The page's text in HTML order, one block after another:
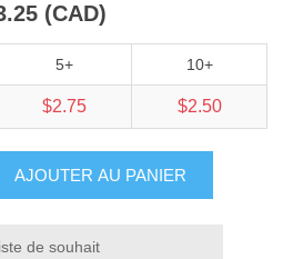
(CAD)
5+ 10+
$2.75 $2.50
AJOUTER AU PANIER
de souhait